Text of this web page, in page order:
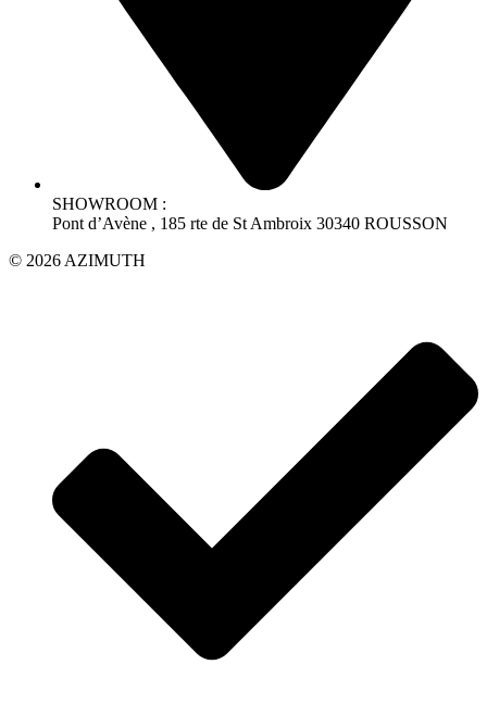
SHOWROOM :
Pont d’Avène , 185 rte de St Ambroix 30340 ROUSSON
© 2026 AZIMUTH